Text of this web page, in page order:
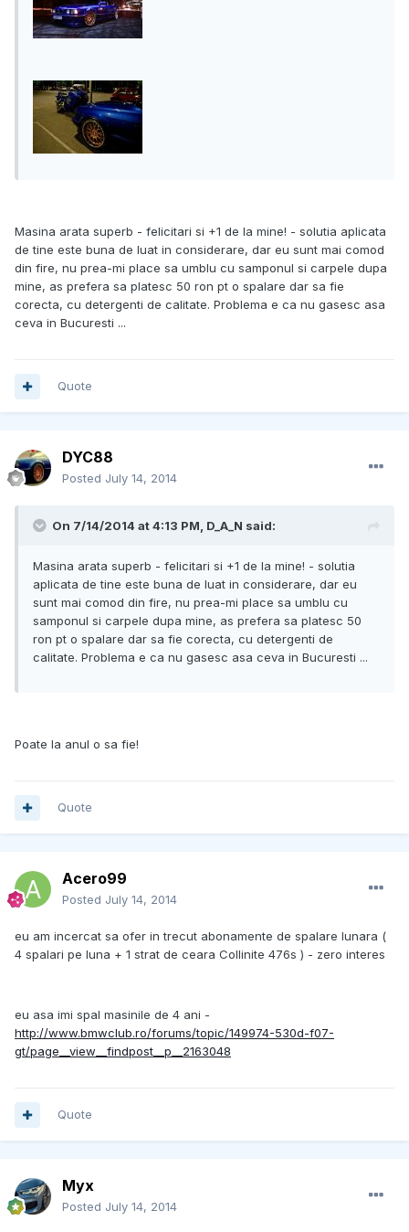
Masina arata superb - felicitari si +1 de la mine! - solutia aplicata
de tine este buna de luat in considerare, dar eu sunt mai comod
din fire, nu prea-mi place sa umblu cu samponul si carpele dupa
mine, as prefera sa platesc 50 ron pt o spalare dar sa fie
corecta, cu detergenti de calitate. Problema e ca nu gasesc asa
ceva in Bucuresti ...
Quote
DYC88
Posted July 14, 2014
On 7/14/2014 at 4:13 PM, D_A_N said:
Masina arata superb - felicitari si +1 de la mine! - solutia
aplicata de tine este buna de luat in considerare, dar eu
sunt mai comod din fire, nu prea-mi place sa umblu cu
samponul si carpele dupa mine, as prefera sa platesc 50
ron pt o spalare dar sa fie corecta, cu detergenti de
calitate. Problema e ca nu gasesc asa ceva in Bucuresti ...
Poate la anul o sa fie!
Quote
Acero99
Posted July 14, 2014
eu am incercat sa ofer in trecut abonamente de spalare lunara (
4 spalari pe luna + 1 strat de ceara Collinite 476s ) - zero interes
eu asa imi spal masinile de 4 ani -
http://www.bmwclub.ro/forums/topic/149974-530d-f07-
gt/page__view__findpost__p__2163048
Quote
Myx
Posted July 14, 2014